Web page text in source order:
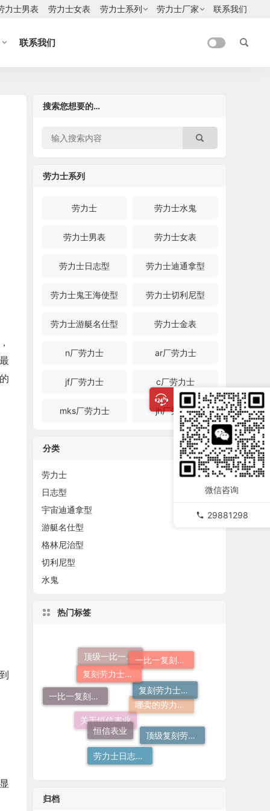
力士男表 劳力士女表 劳力士系列 劳力士厂家 联系我们
联系我们
搜索您想要的…
劳力士系列
劳力士 劳力士水鬼
劳力士男表 劳力士女表
劳力士日志型 劳力士迪通拿型
劳力士鬼王海使型 劳力士切利尼型
劳力士游艇名仕型 劳力士金表
n厂劳力士 ar厂劳力士
jf厂劳力士 c厂劳力士
mks厂劳力士 jh厂劳力士
分类
劳力士
日志型
宇宙迪通拿型
游艇名仕型
格林尼治型
切利尼型
水鬼
热门标签
顶级一比一复刻劳力士手表价格 一比一复刻劳力士
关于恒信表业
一比一复刻劳力士手表
复刻劳力士手表
劳力士日志哪个厂仿好
恒信表业
归档
微信咨询
29881298